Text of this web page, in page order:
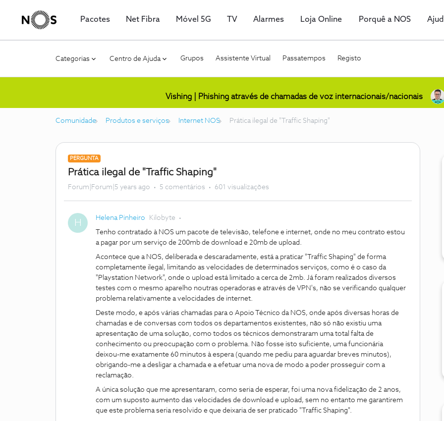
Pacotes Net Fibra Móvel 5G TV Alarmes Loja Online Porquê a NOS
Categorias Centro de Ajuda Grupos Assistente Virtual Passatempos Registo
Vishing | Phishing através de chamadas de voz internacionais/nacionais
Comunidade Produtos e serviços Internet NOS Prática ilegal de "Traffic Shaping"
PERGUNTA
Prática ilegal de "Traffic Shaping"
Forum|Forum|5 years ago 5 comentários 601 visualizações
H Helena Pinheiro Kilobyte
Tenho contratado à NOS um pacote de televisão, telefone e internet, onde no meu contrato estou
a pagar por um serviço de 200mb de download e 20mb de upload.
Acontece que a NOS, deliberada e descaradamente, está a praticar "Traffic Shaping" de forma
completamente ilegal, limitando as velocidades de determinados serviços, como é o caso da
"Playstation Network", onde o upload está limitado a cerca de 2mb. Já foram realizados diversos
testes com o mesmo aparelho noutras operadoras e através de VPN's, não se verificando qualquer
problema relativamente a velocidades de internet.
Deste modo, e após várias chamadas para o Apoio Técnico da NOS, onde após diversas horas de
chamadas e de conversas com todos os departamentos existentes, não só não existiu uma
apresentação de uma solução, como todos os técnicos demonstraram uma total falta de
conhecimento ou preocupação com o problema. Não fosse isto suficiente, uma funcionária
deixou-me exatamente 60 minutos à espera (quando me pediu para aguardar breves minutos),
obrigando-me a desligar a chamada e a efetuar uma nova de modo a poder prosseguir com a
reclamação.
A única solução que me apresentaram, como seria de esperar, foi uma nova fidelização de 2 anos,
com um suposto aumento das velocidades de download e upload, sem no entanto me garantirem
que este problema seria resolvido e que deixaria de ser praticado "Traffic Shaping".